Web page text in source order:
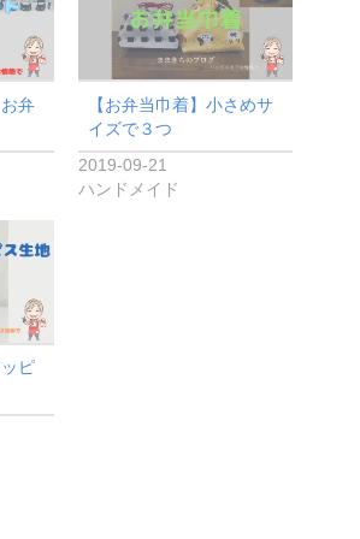
弁
【お弁当巾着】小さめサ
イズで３つ
2019-09-21
ハンドメイド
ピ